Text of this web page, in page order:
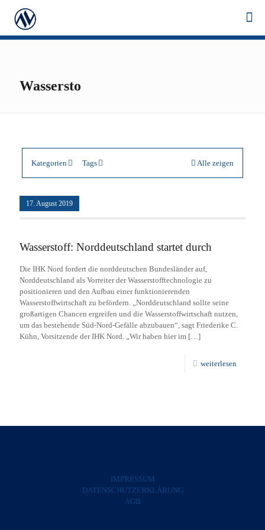
Wassersto
Kategorien Tags Alle zeigen
17. August 2019
Wasserstoff: Norddeutschland startet durch
Die IHK Nord fordert die norddeutschen Bundesländer auf,
Norddeutschland als Vorreiter der Wasserstofftechnologie zu
positionieren und den Aufbau einer funktionierenden
Wasserstoffwirtschaft zu befördern. „Norddeutschland sollte seine
großartigen Chancen ergreifen und die Wasserstoffwirtschaft nutzen,
um das bestehende Süd-Nord-Gefälle abzubauen“, sagt Friederike C.
Kühn, Vorsitzende der IHK Nord. „Wir haben hier im […]
weiterlesen
IMPRESSUM
DATENSCHUTZERKLÄRUNG
AGB